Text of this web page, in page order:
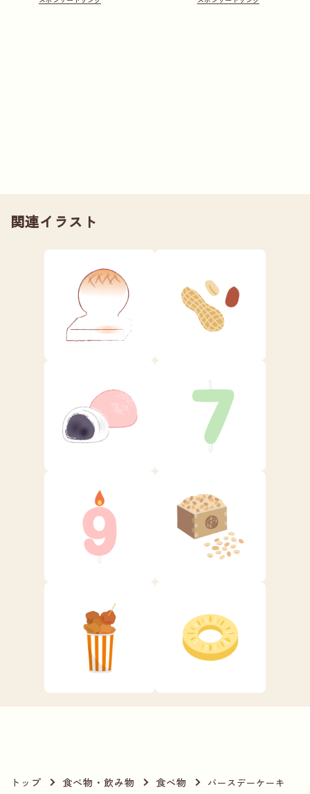
関連イラスト
トップ 食べ物・飲み物 食べ物 バースデーケーキ